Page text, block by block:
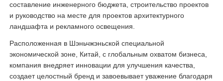
составление инженерного бюджета, строительство проектов
и руководство на месте для проектов архитектурного
ландшафта и рекламного освещения.
Расположенная в Шэньчжэньской специальной
экономической зоне, Китай, с глобальным охватом бизнеса,
компания внедряет инновации для улучшения качества,
создает целостный бренд и завоевывает уважение благодаря